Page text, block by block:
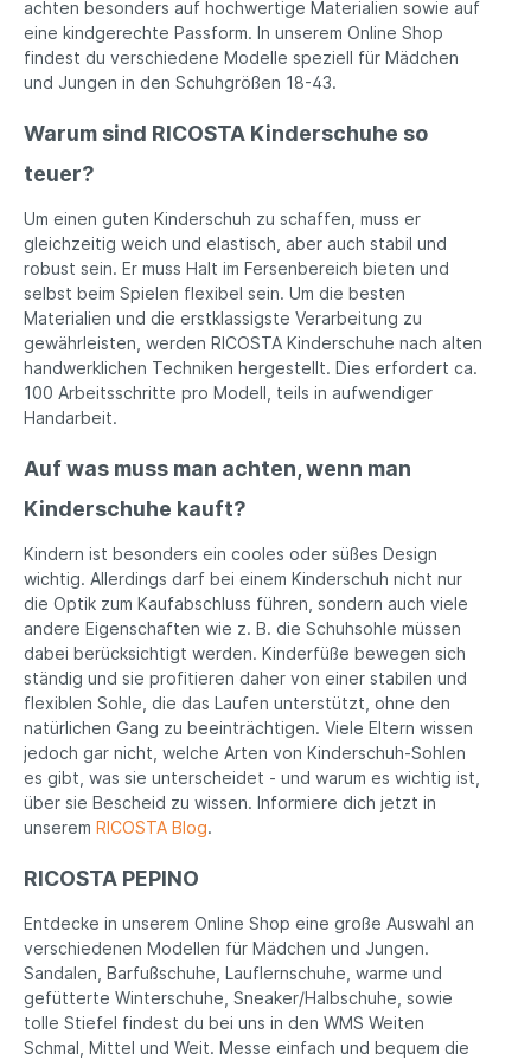
achten besonders auf hochwertige Materialien sowie auf
eine kindgerechte Passform. In unserem Online Shop
findest du verschiedene Modelle speziell für Mädchen
und Jungen in den Schuhgrößen 18-43.
Warum sind RICOSTA Kinderschuhe so
teuer?
Um einen guten Kinderschuh zu schaffen, muss er
gleichzeitig weich und elastisch, aber auch stabil und
robust sein. Er muss Halt im Fersenbereich bieten und
selbst beim Spielen flexibel sein. Um die besten
Materialien und die erstklassigste Verarbeitung zu
gewährleisten, werden RICOSTA Kinderschuhe nach alten
handwerklichen Techniken hergestellt. Dies erfordert ca.
100 Arbeitsschritte pro Modell, teils in aufwendiger
Handarbeit.
Auf was muss man achten, wenn man
Kinderschuhe kauft?
Kindern ist besonders ein cooles oder süßes Design
wichtig. Allerdings darf bei einem Kinderschuh nicht nur
die Optik zum Kaufabschluss führen, sondern auch viele
andere Eigenschaften wie z. B. die Schuhsohle müssen
dabei berücksichtigt werden. Kinderfüße bewegen sich
ständig und sie profitieren daher von einer stabilen und
flexiblen Sohle, die das Laufen unterstützt, ohne den
natürlichen Gang zu beeinträchtigen. Viele Eltern wissen
jedoch gar nicht, welche Arten von Kinderschuh-Sohlen
es gibt, was sie unterscheidet - und warum es wichtig ist,
über sie Bescheid zu wissen. Informiere dich jetzt in
unserem RICOSTA Blog.
RICOSTA PEPINO
Entdecke in unserem Online Shop eine große Auswahl an
verschiedenen Modellen für Mädchen und Jungen.
Sandalen, Barfußschuhe, Lauflernschuhe, warme und
gefütterte Winterschuhe, Sneaker/Halbschuhe, sowie
tolle Stiefel findest du bei uns in den WMS Weiten
Schmal, Mittel und Weit. Messe einfach und bequem die